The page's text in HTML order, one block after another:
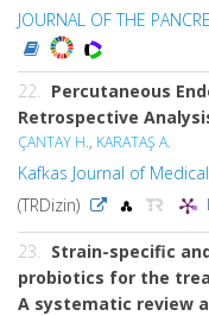
JOURNAL OF THE
22.
Percutaneous
Retrospective
ÇANTAY H., KARATAŞ A.
Kafkas Journal of
(TRDizin)
23.
Strain-specific
probiotics for the
A systematic review